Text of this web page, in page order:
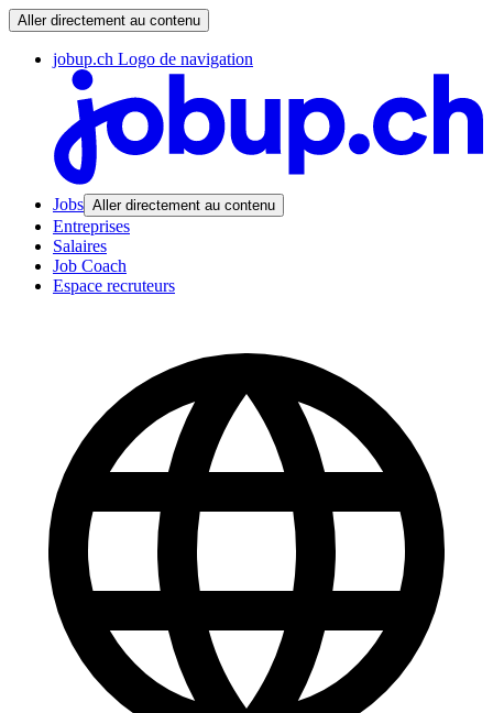
Aller directement au contenu
jobup.ch Logo de navigation
Jobs Aller directement au contenu
Entreprises
Salaires
Job Coach
Espace recruteurs